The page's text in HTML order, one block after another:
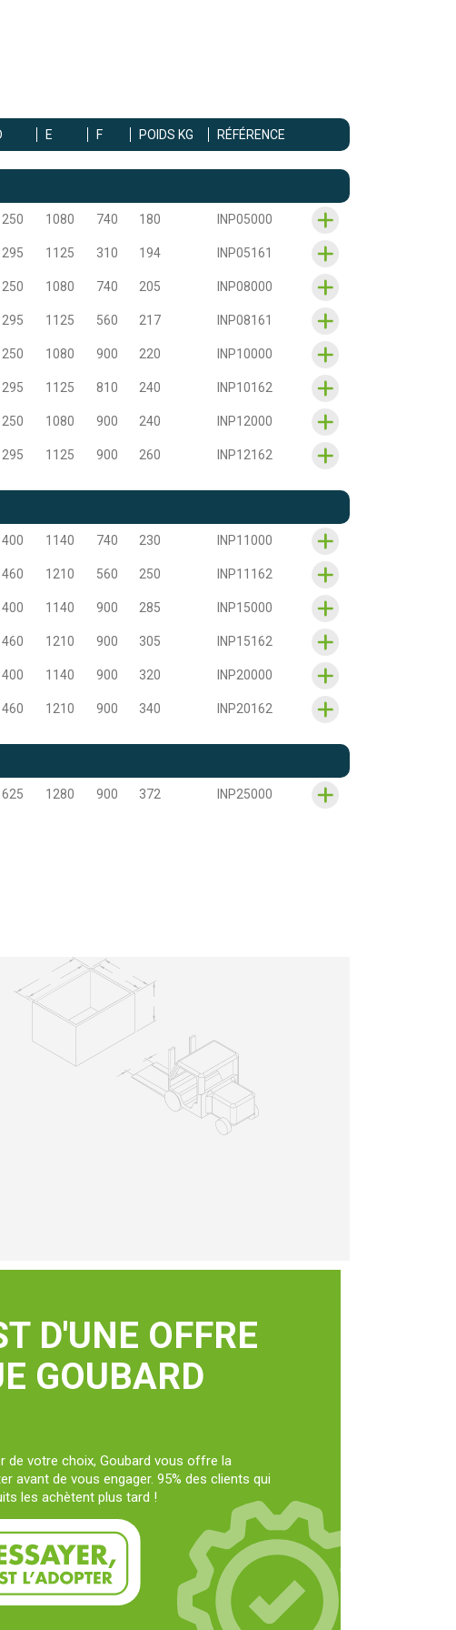
E F POIDS KG RÉFÉRENCE
1080 740 180 INP05000
1125 310 194 INP05161
1080 740 205 INP08000
1125 560 217 INP08161
1080 900 220 INP10000
1125 810 240 INP10162
1080 900 240 INP12000
1125 900 260 INP12162
1140 740 230 INP11000
1210 560 250 INP11162
1140 900 285 INP15000
1210 900 305 INP15162
1140 900 320 INP20000
1210 900 340 INP20162
1280 900 372 INP25000
D'UNE OFFRE
GOUBARD
de votre choix, Goubard vous offre la
avant de vous engager. 95% des clients qui
les achètent plus tard !